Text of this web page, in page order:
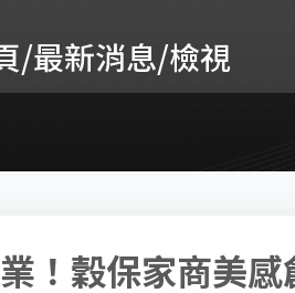
/最新消息/檢視
！穀保家商美